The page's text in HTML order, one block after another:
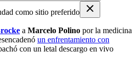
como sitio preferido
a Marcelo Polino por la medicina
un enfrentamiento con
con un letal descargo en vivo